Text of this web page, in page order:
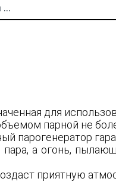
для
парной не
парогенератор
пара, а огонь,
приятную